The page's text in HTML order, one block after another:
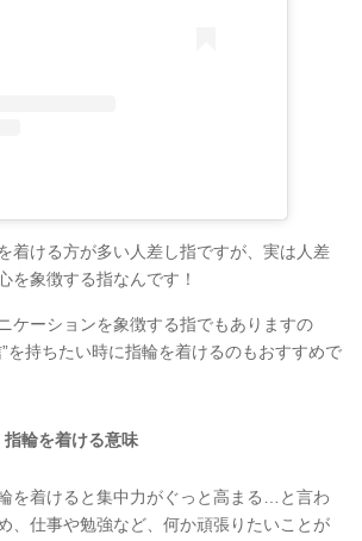
着ける方が多い人差し指ですが、実は人差
を象徴する指なんです！
ケーションを象徴する指でもありますの
を持ちたい時に指輪を着けるのもおすすめで
輪を着ける意味
を着けると集中力がぐっと高まる…と言わ
、仕事や勉強など、何か頑張りたいことが